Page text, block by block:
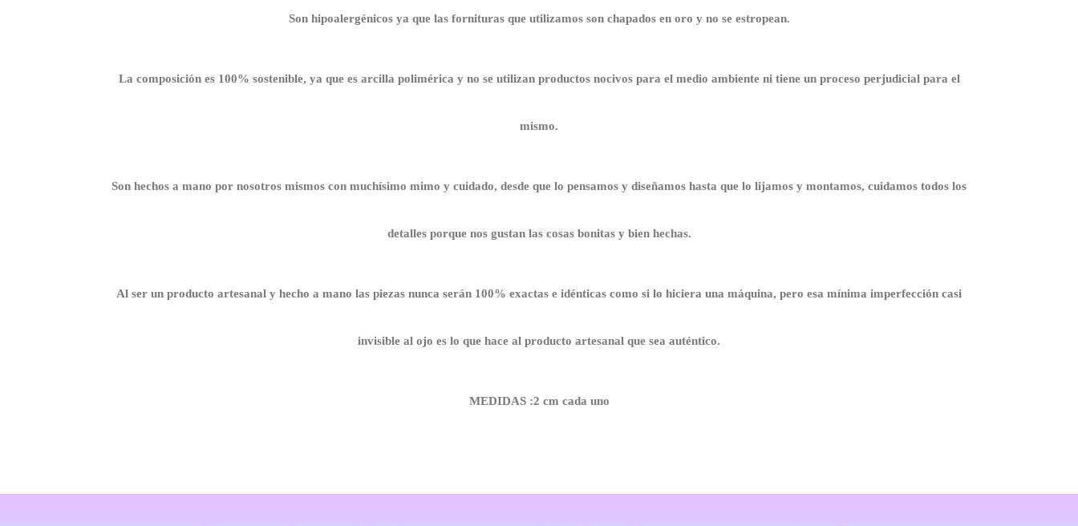
Son hipoalergénicos ya que las fornituras que utilizamos son chapados en oro y no se estropean.
La composición es 100% sostenible, ya que es arcilla polimérica y no se utilizan productos nocivos para el medio ambiente ni tiene un proceso perjudicial para el
mismo.
Son hechos a mano por nosotros mismos con muchísimo mimo y cuidado, desde que lo pensamos y diseñamos hasta que lo lijamos y montamos, cuidamos todos los
detalles porque nos gustan las cosas bonitas y bien hechas.
Al ser un producto artesanal y hecho a mano las piezas nunca serán 100% exactas e idénticas como si lo hiciera una máquina, pero esa mínima imperfección casi
invisible al ojo es lo que hace al producto artesanal que sea auténtico.
MEDIDAS :2 cm cada uno